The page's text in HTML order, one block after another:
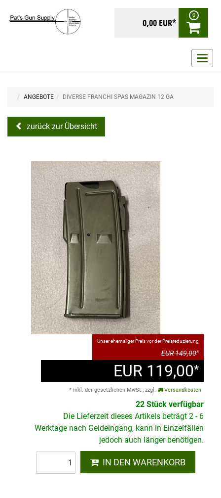
0,00 EUR*
0
ein-/
ANGEBOTE DIVERSE FRANCHI SPAS MAGAZIN 12 GA
zurück zur Übersicht
Unser ehemaliger Preis vor der Preisreduzierung
EUR 149,00*
EUR 119,00*
* inkl. der gesetzlichen MwSt.; zzgl. Versandkosten
22 Stück verfügbar
Die Lieferzeit dieses Artikels beträgt 2 - 6
Werktage nach Geldeingang, kann in Einzelfällen
jedoch auch länger benötigen.
IN DEN WARENKORB